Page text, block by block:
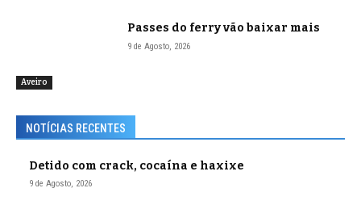
Aveiro
Passes do ferry vão baixar mais
9 de Agosto, 2026
NOTÍCIAS RECENTES
Detido com crack, cocaína e haxixe
9 de Agosto, 2026